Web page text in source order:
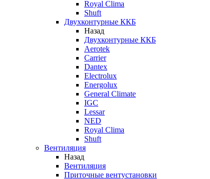
Royal Clima
Shuft
Двухконтурные ККБ
Назад
Двухконтурные ККБ
Aerotek
Carrier
Dantex
Electrolux
Energolux
General Climate
IGC
Lessar
NED
Royal Clima
Shuft
Вентиляция
Назад
Вентиляция
Приточные вентустановки